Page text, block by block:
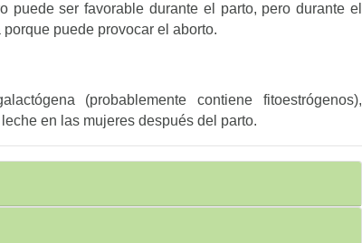
puede ser favorable durante el parto, pero durante el
puede provocar el aborto.
(probablemente contiene fitoestrógenos),
en las mujeres después del parto.